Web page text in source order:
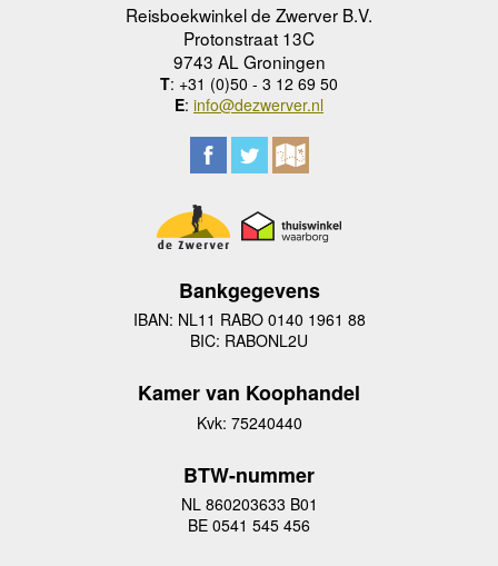
Reisboekwinkel de Zwerver B.V.
Protonstraat 13C
9743 AL Groningen
T: +31 (0)50 - 3 12 69 50
E: info@dezwerver.nl
Bankgegevens
IBAN: NL11 RABO 0140 1961 88
BIC: RABONL2U
Kamer van Koophandel
Kvk: 75240440
BTW-nummer
NL 860203633 B01
BE 0541 545 456